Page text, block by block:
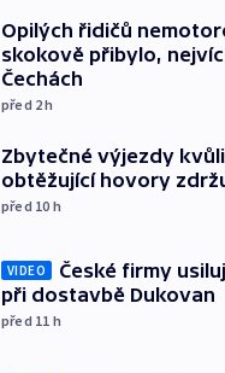
Opilých řidičů
skokově přibylo,
Čechách
před 2h
Zbytečné výjezdy kvůli
obtěžující hovory
před 10 h
VIDEO
České firmy
při dostavbě Dukovan
před 11 h